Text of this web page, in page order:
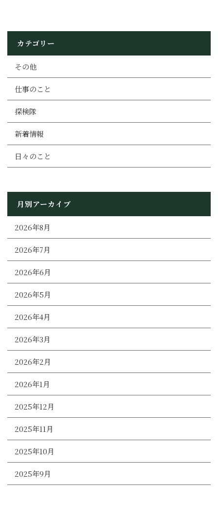
カテゴリー
その他
仕事のこと
探検隊
新着情報
日々のこと
月別アーカイブ
2026年8月
2026年7月
2026年6月
2026年5月
2026年4月
2026年3月
2026年2月
2026年1月
2025年12月
2025年11月
2025年10月
2025年9月